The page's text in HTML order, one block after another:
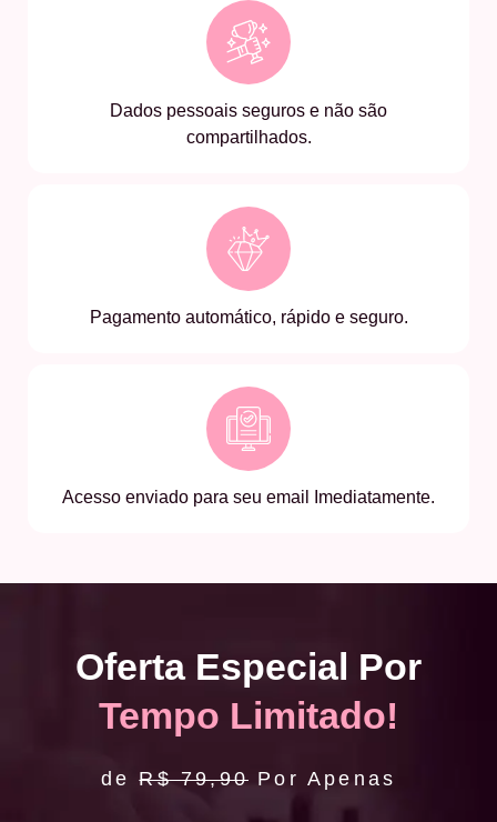
Dados pessoais seguros e não são
compartilhados.
Pagamento automático, rápido e seguro.
Acesso enviado para seu email Imediatamente.
Oferta Especial Por
Tempo Limitado!
deR$ 79,90 Por Apenas